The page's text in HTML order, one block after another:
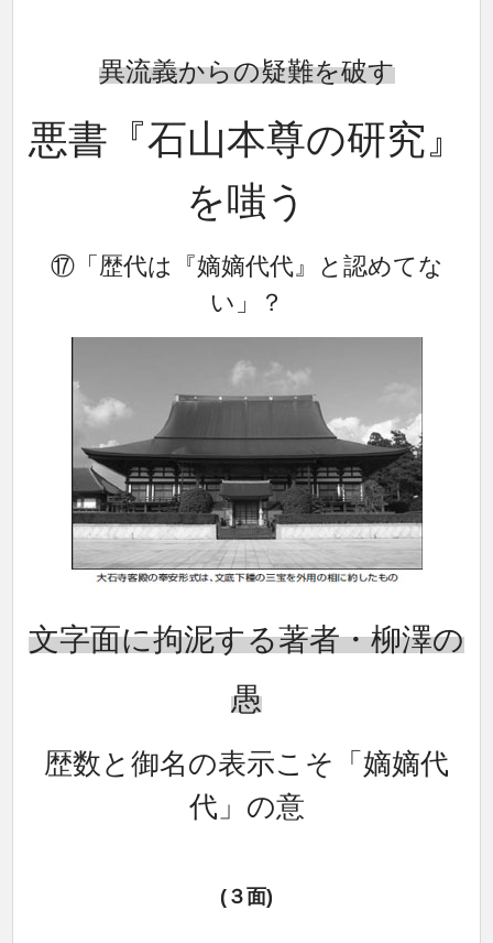
異流義からの疑難を破す
悪書『石山本尊の研究』
を嗤う
⑰「歴代は『嫡嫡代代』と認めてな
い」？
文字面に拘泥する著者・柳澤の
愚
歴数と御名の表示こそ「嫡嫡代
代」の意
(３面)